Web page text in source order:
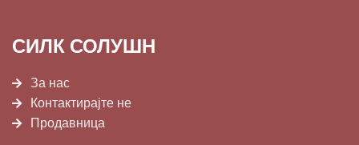
СИЛК СОЛУШН
За нас
Контактирајте не
Продавница